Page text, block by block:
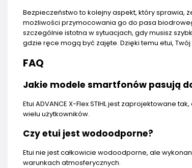
Bezpieczeństwo to kolejny aspekt, który sprawia,
możliwości przymocowania go do pasa
szczególnie istotna w sytuacjach, gdy musisz
gdzie ręce mogą być zajęte. Dzięki temu etui,
FAQ
Jakie modele smartfonów pasują do
Etui ADVANCE X-Flex STIHL jest zaprojektowane
wielu użytkowników.
Czy etui jest wodoodporne?
Etui nie jest całkowicie wodoodporne, ale
warunkach atmosferycznych.